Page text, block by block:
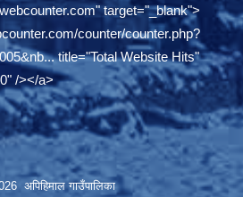
target="_blank">
counter/counter.php?
title="Total Website Hits"
/></a>
अपिहिमाल गाउँपालिका